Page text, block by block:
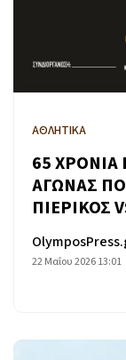
ΑΘΛΗΤΙΚΑ
65 ΧΡΟΝΙΑ
ΑΓΩΝΑΣ
ΠΙΕΡΙΚΟΣ
22 Μαΐου 2026 13:01